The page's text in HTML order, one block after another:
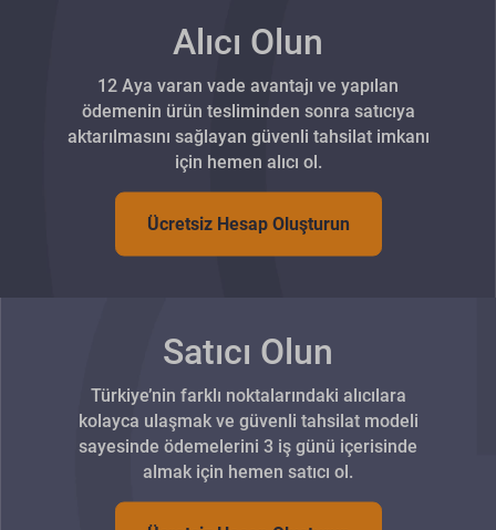
Alıcı Olun
12 Aya varan vade avantajı ve yapılan
ödemenin ürün tesliminden sonra satıcıya
aktarılmasını sağlayan güvenli tahsilat imkanı
için hemen alıcı ol.
Ücretsiz Hesap Oluşturun
Satıcı Olun
Türkiye’nin farklı noktalarındaki alıcılara
kolayca ulaşmak ve güvenli tahsilat modeli
sayesinde ödemelerini 3 iş günü içerisinde
almak için hemen satıcı ol.